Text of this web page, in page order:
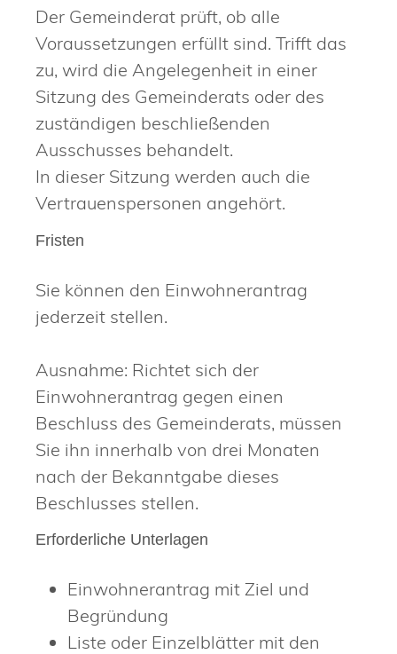
Der Gemeinderat prüft, ob alle
Voraussetzungen erfüllt sind. Trifft das
zu, wird die Angelegenheit in einer
Sitzung des Gemeinderats oder des
zuständigen beschließenden
Ausschusses behandelt.
In dieser Sitzung werden auch die
Vertrauenspersonen angehört.
Fristen
Sie können den Einwohnerantrag
jederzeit stellen.
Ausnahme: Richtet sich der
Einwohnerantrag gegen einen
Beschluss des Gemeinderats, müssen
Sie ihn innerhalb von drei Monaten
nach der Bekanntgabe dieses
Beschlusses stellen.
Erforderliche Unterlagen
Einwohnerantrag mit Ziel und
Begründung
Liste oder Einzelblätter mit den